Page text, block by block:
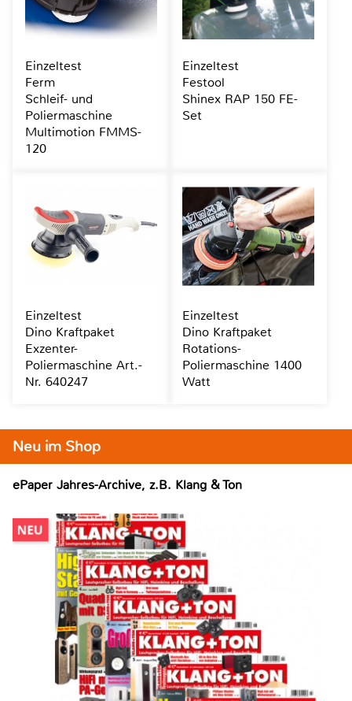
Neu im Shop
ePaper Jahres-Archive, z.B. Klang & Ton
Einzeltest
Ferm
Schleif- und
Poliermaschine
Multimotion FMMS-
120
Einzeltest
Festool
Shinex RAP 150 FE-
Set
Einzeltest
Dino Kraftpaket
Exzenter-
Poliermaschine Art.-
Nr. 640247
Einzeltest
Dino Kraftpaket
Rotations-
Poliermaschine 1400
Watt